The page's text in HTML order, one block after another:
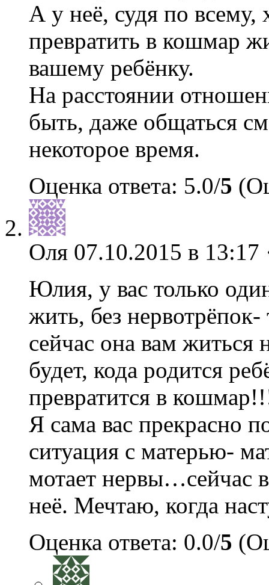
А у неё, судя по всему,
превратить в кошмар
вашему ребёнку.
На расстоянии
быть, даже общаться
некоторое время.
Оценка ответа: 5.0/5
Оля 07.10.2015 в 13:17
Юлия, у вас только
жить, без
сейчас она вам житься
будет, кода родится
превратится в
Я сама вас прекрасно
ситуация с матерью-
мотает нервы…сейчас
неё. Мечтаю, когда
Оценка ответа: 0.0/5